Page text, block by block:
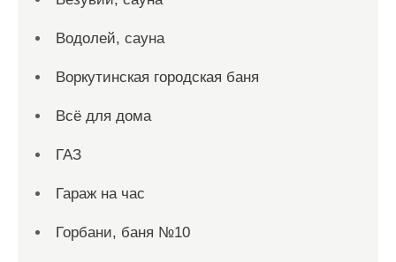
Водолей, сауна
Воркутинская городская баня
Всё для дома
ГАЗ
Гараж на час
Горбани, баня №10